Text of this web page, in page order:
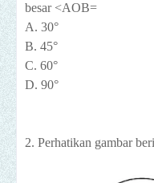
besar <AOB=
A. 30°
B. 45°
C. 60°
D. 90°
2. Perhatikan gambar